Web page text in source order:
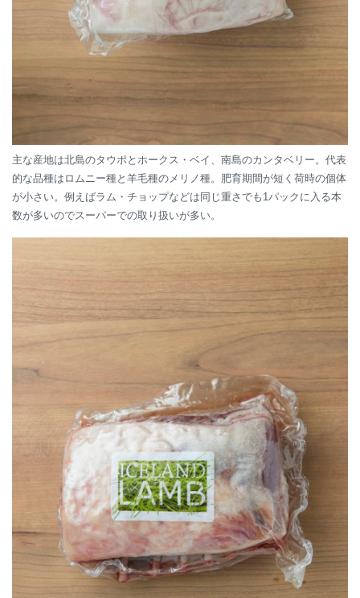
主な産地は北島のタウポとホークス・ベイ、南島のカンタベリー。代表
的な品種はロムニー種と羊毛種のメリノ種。肥育期間が短く荷時の個体
が小さい。例えばラム・チョップなどは同じ重さでも1パックに入る本
数が多いのでスーパーでの取り扱いが多い。